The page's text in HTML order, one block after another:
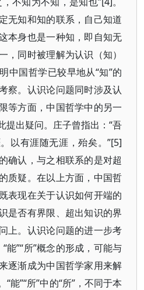
无知和知的联系，自己知道
本身也是一种知，即自知无
，同时被理解为认识（知）
中国哲学已较早地从“知”的
察。认识论问题同时涉及认
等方面，中国哲学中的另一
提出疑问。庄子曾指出：“吾
以有涯随无涯，殆矣。”[5]
确认，与之相联系的是对超
质疑。在以上方面，中国哲
表现在关于认识如何开端的
是否有界限、超出知识的界
上。认识论问题的进一步考
能”“所”概念的形成，可能与
逐渐成为中国哲学家用来解
能”“所”中的“所”，不同于本